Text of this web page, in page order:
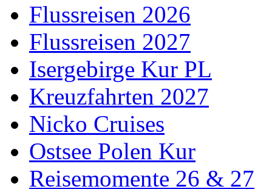
Flussreisen 2026
Flussreisen 2027
Isergebirge Kur PL
Kreuzfahrten 2027
Nicko Cruises
Ostsee Polen Kur
Reisemomente 26 & 27